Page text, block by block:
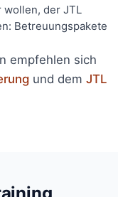
der JTL
Betreuungspakete
empfehlen sich
und dem JTL